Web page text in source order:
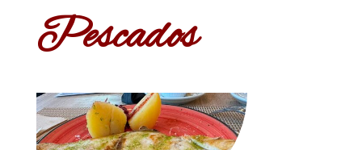
Pescados